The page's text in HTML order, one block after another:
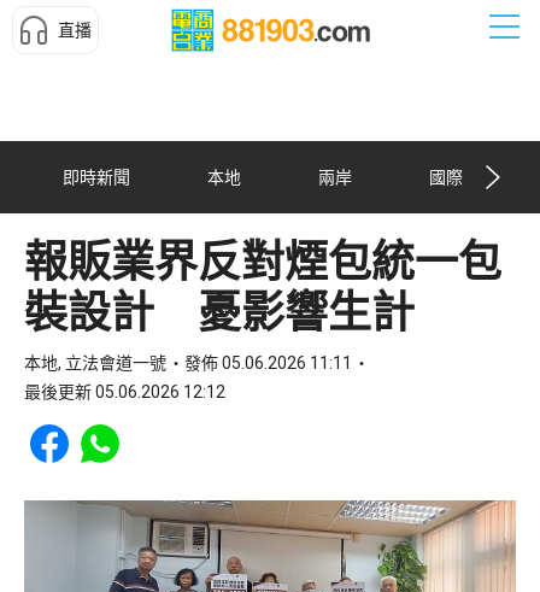
直播
即時新聞 本地 兩岸 國際
報販業界反對煙包統一包
裝設計 憂影響生計
本地, 立法會道一號
發佈 05.06.2026 11:11
最後更新 05.06.2026 12:12
Share to Facebook
Share to WhatsApp